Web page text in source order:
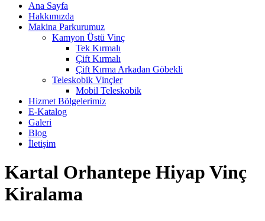
Ana Sayfa
Hakkımızda
Makina Parkurumuz
Kamyon Üstü Vinç
Tek Kırmalı
Çift Kırmalı
Çift Kırma Arkadan Göbekli
Teleskobik Vinçler
Mobil Teleskobik
Hizmet Bölgelerimiz
E-Katalog
Galeri
Blog
İletişim
Kartal Orhantepe Hiyap Vinç
Kiralama